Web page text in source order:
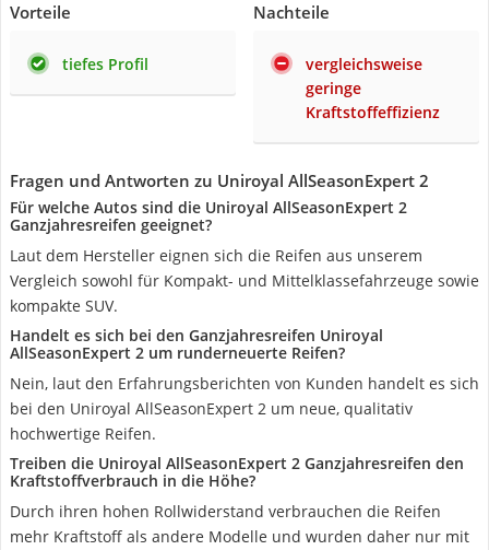
Vorteile
tiefes Profil
Nachteile
vergleichsweise
geringe
Kraftstoffeffizienz
Fragen und Antworten zu Uniroyal AllSeasonExpert 2
Für welche Autos sind die Uniroyal AllSeasonExpert 2
Ganzjahresreifen geeignet?
Laut dem Hersteller eignen sich die Reifen aus unserem
Vergleich sowohl für Kompakt- und Mittelklassefahrzeuge sowie
kompakte SUV.
Handelt es sich bei den Ganzjahresreifen Uniroyal
AllSeasonExpert 2 um runderneuerte Reifen?
Nein, laut den Erfahrungsberichten von Kunden handelt es sich
bei den Uniroyal AllSeasonExpert 2 um neue, qualitativ
hochwertige Reifen.
Treiben die Uniroyal AllSeasonExpert 2 Ganzjahresreifen den
Kraftstoffverbrauch in die Höhe?
Durch ihren hohen Rollwiderstand verbrauchen die Reifen
mehr Kraftstoff als andere Modelle und wurden daher nur mit